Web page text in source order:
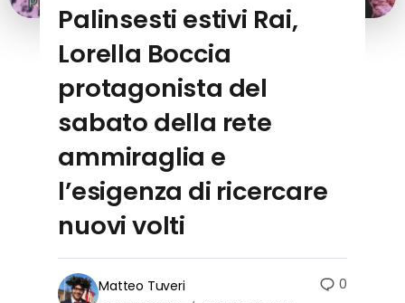
Palinsesti estivi Rai,
Lorella Boccia
protagonista del
sabato della rete
ammiraglia e
l’esigenza di ricercare
nuovi volti
Matteo Tuveri 0